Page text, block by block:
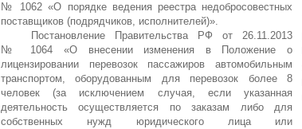
№ 1062 «О порядке ведения реестра недобросовестных
поставщиков (подрядчиков, исполнителей)».
Постановление Правительства РФ от 26.11.2013
№ 1064 «О внесении изменения в Положение о
лицензировании перевозок пассажиров автомобильным
транспортом, оборудованным для перевозок более 8
человек (за исключением случая, если указанная
деятельность осуществляется по заказам либо для
собственных нужд юридического лица или